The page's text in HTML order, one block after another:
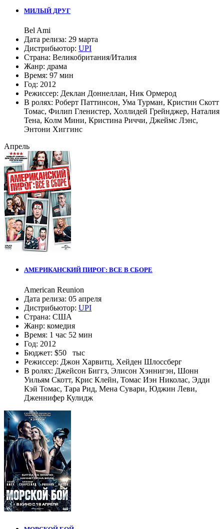
МИЛЫЙ ДРУГ
Bel Ami
Дата релиза: 29 марта
Дистрибьютор: UPI
Страна: Великобритания/Италия
Жанр: драма
Время: 97 мин
Год: 2012
Режиссер: Деклан Доннеллан, Ник Ормерод
В ролях: Роберт Паттинсон, Ума Турман, Кристин Скотт
Томас, Филип Гленистер, Холлидей Грейнджер, Наталия
Тена, Колм Мини, Кристина Риччи, Джеймс Лэнс,
Энтони Хиггинс
Апрель
АМЕРИКАНСКИЙ ПИРОГ: ВСЕ В СБОРЕ
American Reunion
Дата релиза: 05 апреля
Дистрибьютор: UPI
Страна: США
Жанр: комедия
Время: 1 час 52 мин
Год: 2012
Бюджет: $50 тыс
Режиссер: Джон Харвитц, Хейден Шлоссберг
В ролях: Джейсон Биггз, Элисон Хэннигэн, Шонн
Уильям Скотт, Крис Клейн, Томас Иэн Николас, Эдди
Кэй Томас, Тара Рид, Мена Сувари, Юджин Леви,
Дженнифер Кулидж